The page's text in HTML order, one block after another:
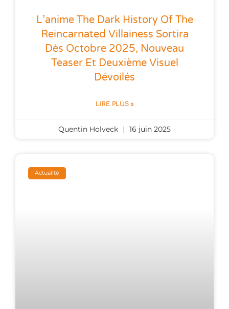
L’anime The Dark History Of The
Reincarnated Villainess Sortira
Dès Octobre 2025, Nouveau
Teaser Et Deuxième Visuel
Dévoilés
LIRE PLUS »
Quentin Holveck 16 juin 2025
Actualité